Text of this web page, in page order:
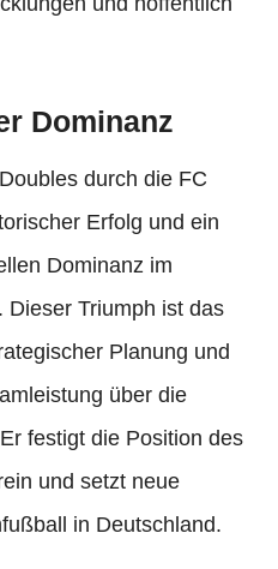
Dominanz
durch die FC
Erfolg und ein
Dominanz im
Triumph ist das
Planung und
über die
festigt die Position des
und setzt neue
in Deutschland.